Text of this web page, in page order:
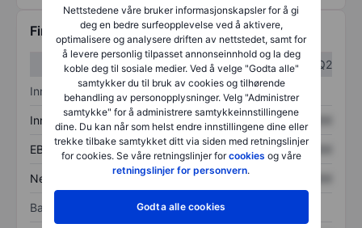
Nettstedene våre bruker informasjonskapsler for å gi
deg en bedre surfeopplevelse ved å aktivere,
optimalisere og analysere driften av nettstedet, samt for
å levere personlig tilpasset annonseinnhold og la deg
koble deg til sosiale medier. Ved å velge "Godta alle"
samtykker du til bruk av cookies og tilhørende
behandling av personopplysninger. Velg "Administrer
samtykke" for å administrere samtykkeinnstillingene
dine. Du kan når som helst endre innstillingene dine eller
trekke tilbake samtykket ditt via siden med retningslinjer
for cookies. Se våre retningslinjer forcookies og våre
retningslinjer for personvern.
Godta alle cookies
Finansiell informasjon
Q1
Q2
Inntektsoversikt
Inntekter XXXXXXX XXXXXXX
EBITDA XXXXXXX XXXXXXX
Nettoinntekt XXXXXXX
Balanse